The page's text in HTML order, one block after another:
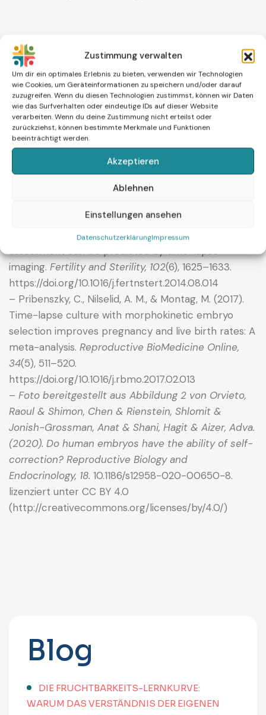
Zustimmung verwalten
Um dir ein optimales Erlebnis zu bieten, verwenden wir Technologien
wie Cookies, um Geräteinformationen zu speichern und/oder darauf
zuzugreifen. Wenn du diesen Technologien zustimmst, können wir Daten
wie das Surfverhalten oder eindeutige IDs auf dieser Website
verarbeiten. Wenn du deine Zustimmung nicht erteilst oder
zurückziehst, können bestimmte Merkmale und Funktionen
beeinträchtigt werden.
Akzeptieren
Ablehnen
Einstellungen ansehen
DatenschutzerklärungImpressum
REFERENZEN (APA-STIL):
– Basile, N., Meseguer, M., & Palomar, C. (2015).
Time-lapse technology: Evaluation of embryo
development and clinical outcomes.
BioMedicine Online, 31 (5), 521–532.
https://doi.org/10.1016/j.rbmo.2015.08.005
– Rubio, I., Kuhlmann, R., Agerholm, I., Kirk, J., Herrero,
implantation success of embryos classified as
having a good morphology by conventional
assessment can be predicted by time-lapse
imaging. Fertility and Sterility, 102(6), 1625–1633.
https://doi.org/10.1016/j.fertnstert.2014.08.014
– Pribenszky, C., Nilselid, A. M., & Montag, M. (2017).
Time-lapse culture with morphokinetic embryo
selection improves pregnancy and live birth rates: A
meta-analysis. Reproductive BioMedicine Online,
34(5), 511–520.
https://doi.org/10.1016/j.rbmo.2017.02.013
– Foto bereitgestellt aus Abbildung 2 von Orvieto,
Raoul & Shimon, Chen & Rienstein, Shlomit &
Jonish-Grossman, Anat & Shani, Hagit & Aizer, Adva.
(2020). Do human embryos have the ability of self-
correction? Reproductive Biology and
Endocrinology, 18. 10.1186/s12958-020-00650-8.
lizenziert unter CC BY 4.0
(http://creativecommons.org/licenses/by/4.0/)
Blog
DIE FRUCHTBARKEITS-LERNKURVE:
WARUM DAS VERSTÄNDNIS DER EIGENEN